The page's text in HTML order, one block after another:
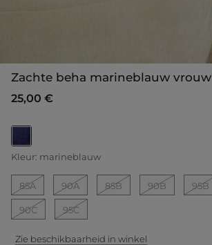
Zachte beha marineblauw vrouw
25,00 €
geselecteerd
Kleur: marineblauw
85A 90A 85B 90B 95B
90C 95C
Zie beschikbaarheid in winkel